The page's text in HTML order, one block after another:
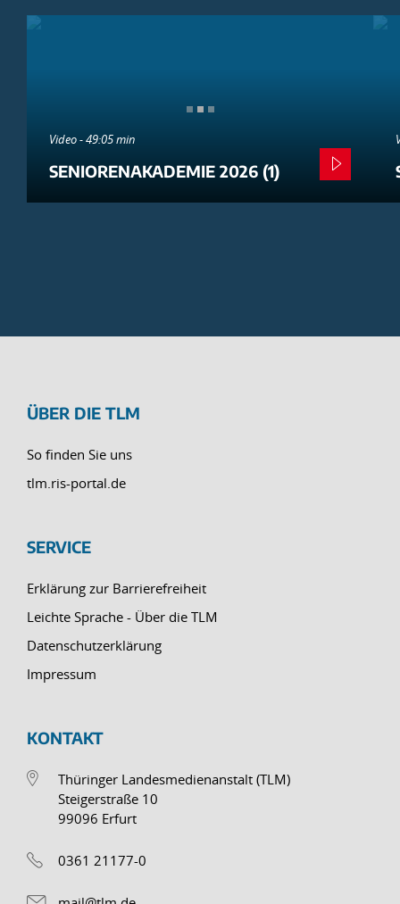
Video - 49:05 min
SENIORENAKADEMIE 2026 (1)
ÜBER DIE TLM
So finden Sie uns
tlm.ris-portal.de
SERVICE
Erklärung zur Barrierefreiheit
Leichte Sprache - Über die TLM
Datenschutzerklärung
Impressum
KONTAKT
Thüringer Landesmedienanstalt (TLM)
Steigerstraße 10
99096 Erfurt
0361 21177-0